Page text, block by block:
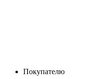
Покупателю